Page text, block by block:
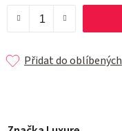
Přidat do oblíbených